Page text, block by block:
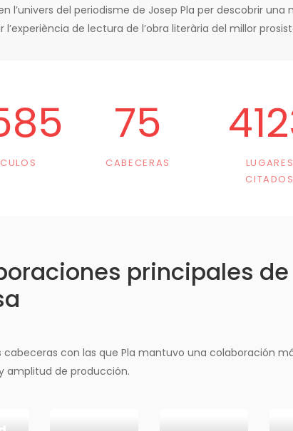
l’univers del periodisme de Josep Pla per descobrir
l’experiència de lectura de l’obra literària del millor
75
CABECERAS
LUGARES
CITADOS
principales de
cabeceras con las que Pla mantuvo una colaboración
amplitud de producción.